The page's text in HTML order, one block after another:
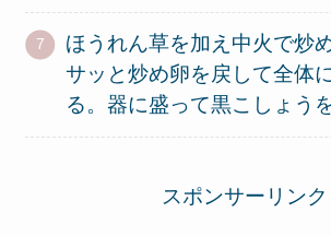
ほうれん草を加え中火で炒
サッと炒め卵を戻して全体
る。器に盛って黒こしょう
スポンサーリンク